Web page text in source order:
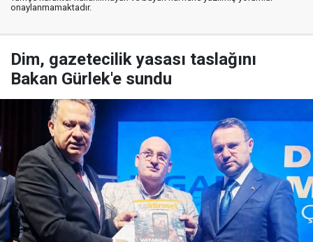
onaylanmamaktadır.
Dim, gazetecilik yasası taslağını
Bakan Gürlek'e sundu